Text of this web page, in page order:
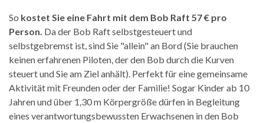
So kostet Sie eine Fahrt mit dem Bob Raft 57 € pro
Person. Da der Bob Raft selbstgesteuert und
selbstgebremst ist, sind Sie "allein" an Bord (Sie brauchen
keinen erfahrenen Piloten, der den Bob durch die Kurven
steuert und Sie am Ziel anhält). Perfekt für eine gemeinsame
Aktivität mit Freunden oder der Familie! Sogar Kinder ab 10
Jahren und über 1,30 m Körpergröße dürfen in Begleitung
eines verantwortungsbewussten Erwachsenen in den Bob